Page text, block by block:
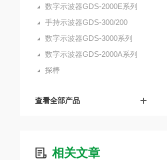
数字示波器GDS-2000E系列
手持示波器GDS-300/200
数字示波器GDS-3000系列
数字示波器GDS-2000A系列
探棒
查看全部产品
相关文章